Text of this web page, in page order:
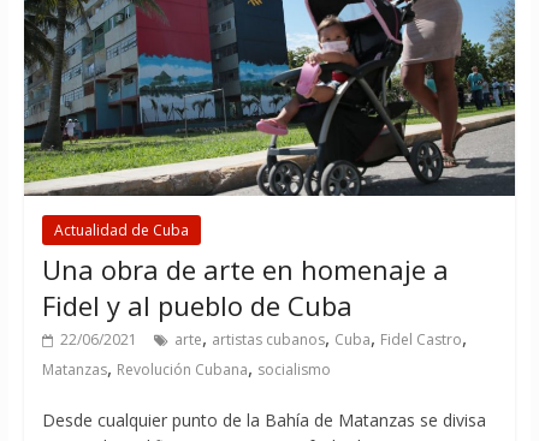
Actualidad de Cuba
Una obra de arte en homenaje a
Fidel y al pueblo de Cuba
22/06/2021 arte, artistas cubanos, Cuba, Fidel Castro,
Matanzas, Revolución Cubana, socialismo
Desde cualquier punto de la Bahía de Matanzas se divisa